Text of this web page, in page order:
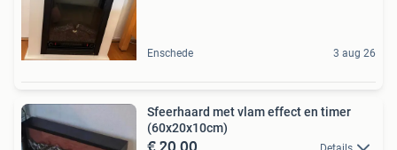
Enschede 3 aug 26
Sfeerhaard met vlam effect en timer
(60x20x10cm)